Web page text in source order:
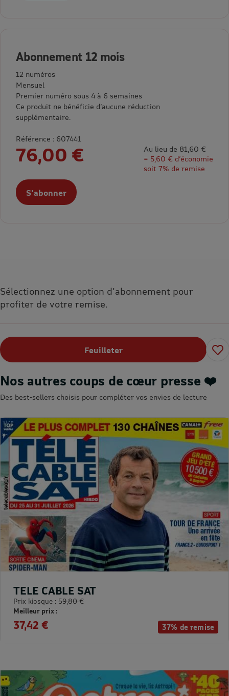
Abonnement 12 mois
12 numéros
Mensuel
Premier numéro sous 4 à 6 semaines
Ce produit ne bénéficie d’aucune réduction
supplémentaire.
Référence : 607441
76,00 €
Au lieu de 81,60 €
= 5,60 € d’économie
soit 7% de remise
S'abonner
Sélectionnez une option d'abonnement pour
profiter de votre remise.
Feuilleter
Nos autres coups de cœur presse ❤️
Des best-sellers choisis pour compléter vos envies de lecture
37% de remise
TELE CABLE SAT
Prix kiosque : 59,80 €
Meilleur prix :
37,42 €